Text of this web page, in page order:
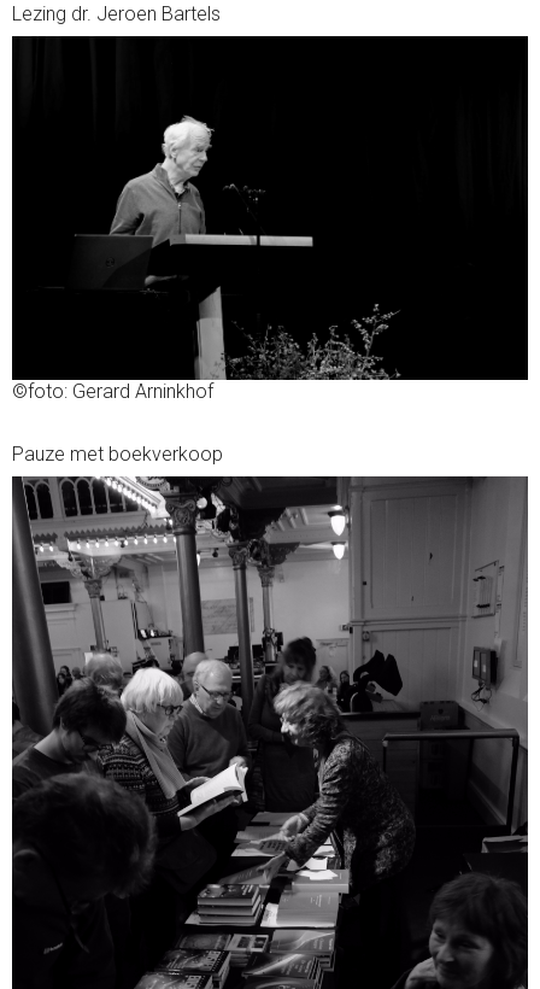
Lezing dr. Jeroen Bartels
©foto: Gerard Arninkhof
Pauze met boekverkoop